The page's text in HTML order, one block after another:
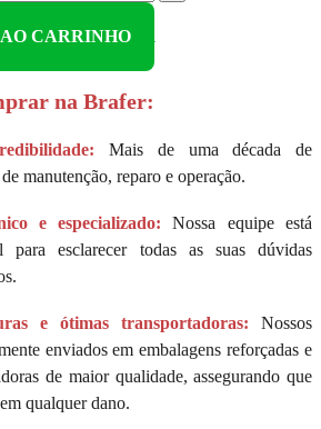
CARRINHO
na Brafer:
Mais de uma década de
manutenção, reparo e operação.
e especializado:
Nossa equipe está
para esclarecer todas as suas dúvidas
e ótimas transportadoras:
Nossos
enviados em embalagens reforçadas e
de maior qualidade, assegurando que
qualquer dano.